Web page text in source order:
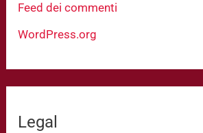
Feed dei commenti
WordPress.org
Legal